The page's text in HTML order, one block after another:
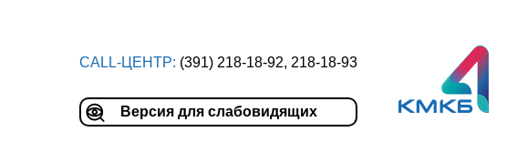
CALL-ЦЕНТР: (391) 218-18-92, 218-18-93
Версия для слабовидящих